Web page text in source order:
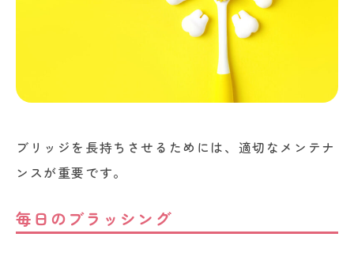
ブリッジを長持ちさせるためには、適切なメンテナ
ンスが重要です。
毎日のブラッシング